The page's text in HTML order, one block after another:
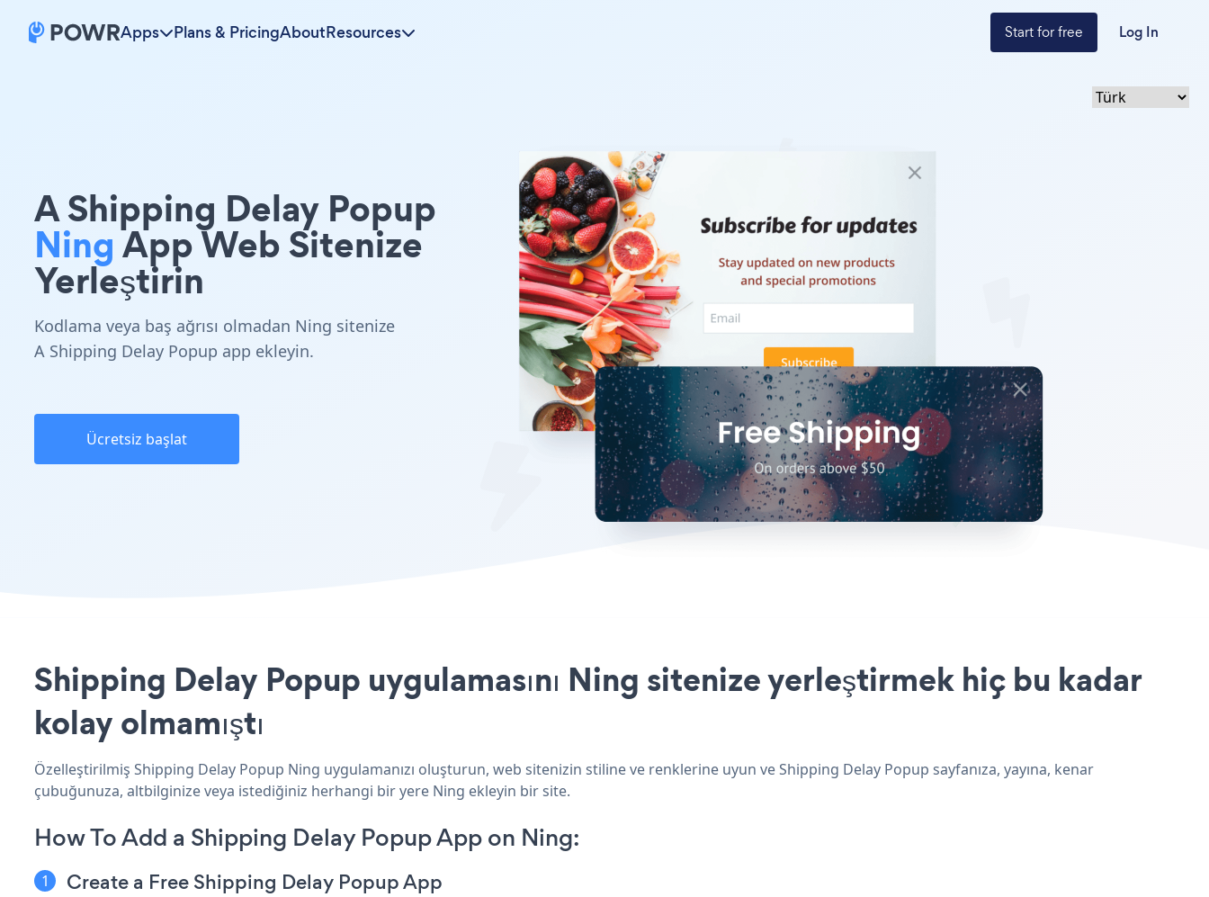
Apps Plans & PricingAboutResources Start for free Log In
A Shipping Delay Popup
NingApp Web Sitenize
Yerleştirin
Kodlama veya baş ağrısı olmadan Ning sitenize
A Shipping Delay Popup app ekleyin.
Ücretsiz başlat
Shipping Delay Popup uygulamasını Ning sitenize yerleştirmek hiç bu kadar
kolay olmamıştı
Özelleştirilmiş Shipping Delay Popup Ning uygulamanızı oluşturun, web sitenizin stiline ve renklerine uyun ve Shipping Delay Popup sayfanıza, yayına, kenar
çubuğunuza, altbilginize veya istediğiniz herhangi bir yere Ning ekleyin bir site.
How To Add a Shipping Delay Popup App on Ning:
Create a Free Shipping Delay Popup App